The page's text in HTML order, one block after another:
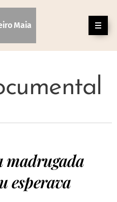
Maia
madrugada
esperava